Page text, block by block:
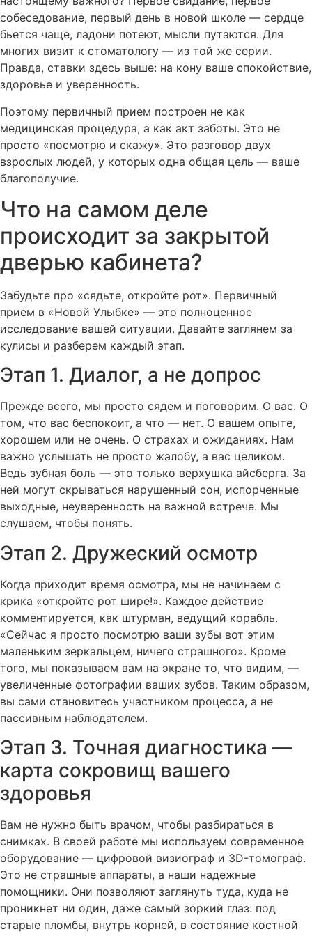
собеседование, первый день в новой школе — сердце
бьется чаще, ладони потеют, мысли путаются. Для
многих визит к стоматологу — из той же серии.
Правда, ставки здесь выше: на кону ваше спокойствие,
здоровье и уверенность.
Поэтому первичный прием построен не как
медицинская процедура, а как акт заботы. Это не
просто «посмотрю и скажу». Это разговор двух
взрослых людей, у которых одна общая цель — ваше
благополучие.
Что на самом деле
происходит за закрытой
дверью кабинета?
Забудьте про «сядьте, откройте рот». Первичный
прием в «Новой Улыбке» — это полноценное
исследование вашей ситуации. Давайте заглянем за
кулисы и разберем каждый этап.
Этап 1. Диалог, а не допрос
Прежде всего, мы просто сядем и поговорим. О вас. О
том, что вас беспокоит, а что — нет. О вашем опыте,
хорошем или не очень. О страхах и ожиданиях. Нам
важно услышать не просто жалобу, а вас целиком.
Ведь зубная боль — это только верхушка айсберга. За
ней могут скрываться нарушенный сон, испорченные
выходные, неуверенность на важной встрече. Мы
слушаем, чтобы понять.
Этап 2. Дружеский осмотр
Когда приходит время осмотра, мы не начинаем с
крика «откройте рот шире!». Каждое действие
комментируется, как штурман, ведущий корабль.
«Сейчас я просто посмотрю ваши зубы вот этим
маленьким зеркальцем, ничего страшного». Кроме
того, мы показываем вам на экране то, что видим, —
увеличенные фотографии ваших зубов. Таким образом,
вы сами становитесь участником процесса, а не
пассивным наблюдателем.
Этап 3. Точная диагностика —
карта сокровищ вашего
здоровья
Вам не нужно быть врачом, чтобы разбираться в
снимках. В своей работе мы используем современное
оборудование — цифровой визиограф и 3D-томограф.
Это не страшные аппараты, а наши надежные
помощники. Они позволяют заглянуть туда, куда не
проникнет ни один, даже самый зоркий глаз: под
старые пломбы, внутрь корней, в состояние костной